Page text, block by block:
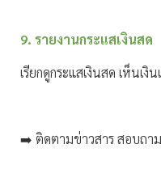
9. รายงานกระแสเงินสด
เรียกดูกระแสเงินสด เห็นเงิ
➡️ ติดตามข่าวสาร สอบถาม